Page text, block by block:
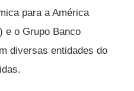
para a América
e o Grupo Banco
diversas entidades do